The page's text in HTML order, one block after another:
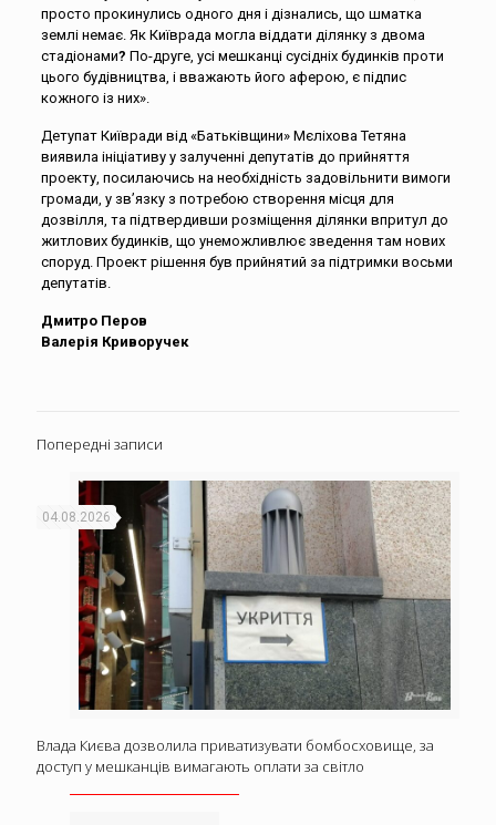
просто прокинулись одного дня і дізнались, що шматка
землі немає. Як Київрада могла віддати ділянку з двома
стадіонами? По-друге, усі мешканці сусідніх будинків проти
цього будівництва, і вважають його аферою, є підпис
кожного із них».
Детупат Київради від «Батьківщини» Мєліхова Тетяна
виявила ініціативу у залученні депутатів до прийняття
проекту, посилаючись на необхідність задовільнити вимоги
громади, у зв’язку з потребою створення місця для
дозвілля, та підтвердивши розміщення ділянки впритул до
житлових будинків, що унеможливлює зведення там нових
споруд. Проект рішення був прийнятий за підтримки восьми
депутатів.
Дмитро Перов
Валерія Криворучек
Попередні записи
04.08.2026
Влада Києва дозволила приватизувати бомбосховище, за
доступ у мешканців вимагають оплати за світло